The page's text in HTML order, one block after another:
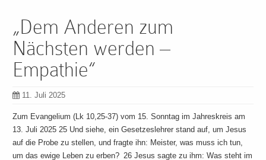
„Dem Anderen zum
Nächsten werden –
Empathie“
11. Juli 2025
Zum Evangelium (Lk 10,25-37) vom 15. Sonntag im Jahreskreis am
13. Juli 2025 25 Und siehe, ein Gesetzeslehrer stand auf, um Jesus
auf die Probe zu stellen, und fragte ihn: Meister, was muss ich tun,
um das ewige Leben zu erben? 26 Jesus sagte zu ihm: Was steht im